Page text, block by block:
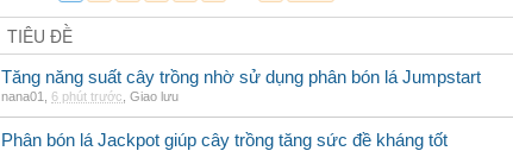
TIÊU ĐỀ
Tăng năng suất cây trồng nhờ sử dụng phân bón lá Jumpstart
nana01 6 phút trước Giao lưu
Phân bón lá Jackpot giúp cây trồng tăng sức đề kháng tốt